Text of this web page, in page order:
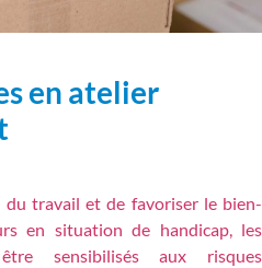
en atelier
du travail et de favoriser le bien-
en situation de handicap, les
sensibilisés aux risques